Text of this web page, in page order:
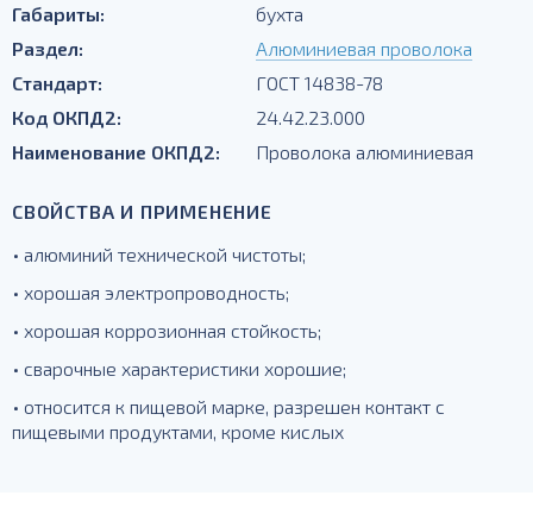
Габариты:
бухта
Раздел:
Алюминиевая проволока
Стандарт:
ГОСТ 14838-78
Код ОКПД2:
24.42.23.000
Наименование ОКПД2:
Проволока алюминиевая
СВОЙСТВА И ПРИМЕНЕНИЕ
• алюминий технической чистоты;
• хорошая электропроводность;
• хорошая коррозионная стойкость;
• сварочные характеристики хорошие;
• относится к пищевой марке, разрешен контакт с
пищевыми продуктами, кроме кислых